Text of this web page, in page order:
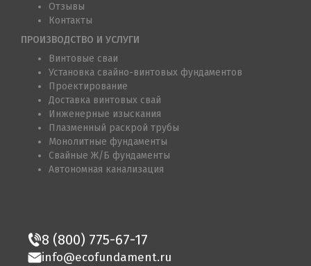
Отзывы
Контакты
ПРОИЗВОДСТВО И УСЛУГИ
Винтовые сваи
Установка свайно-винтовых фундаментов
Проектирование
Доставка винтовых свай
Инженерные изыскания
Плазменный раскрой трубы
Монолитные фундаменты
Свайные Ж/Б фундаменты
Автономная канализация
8 (800) 775-67-17
info@ecofundament.ru